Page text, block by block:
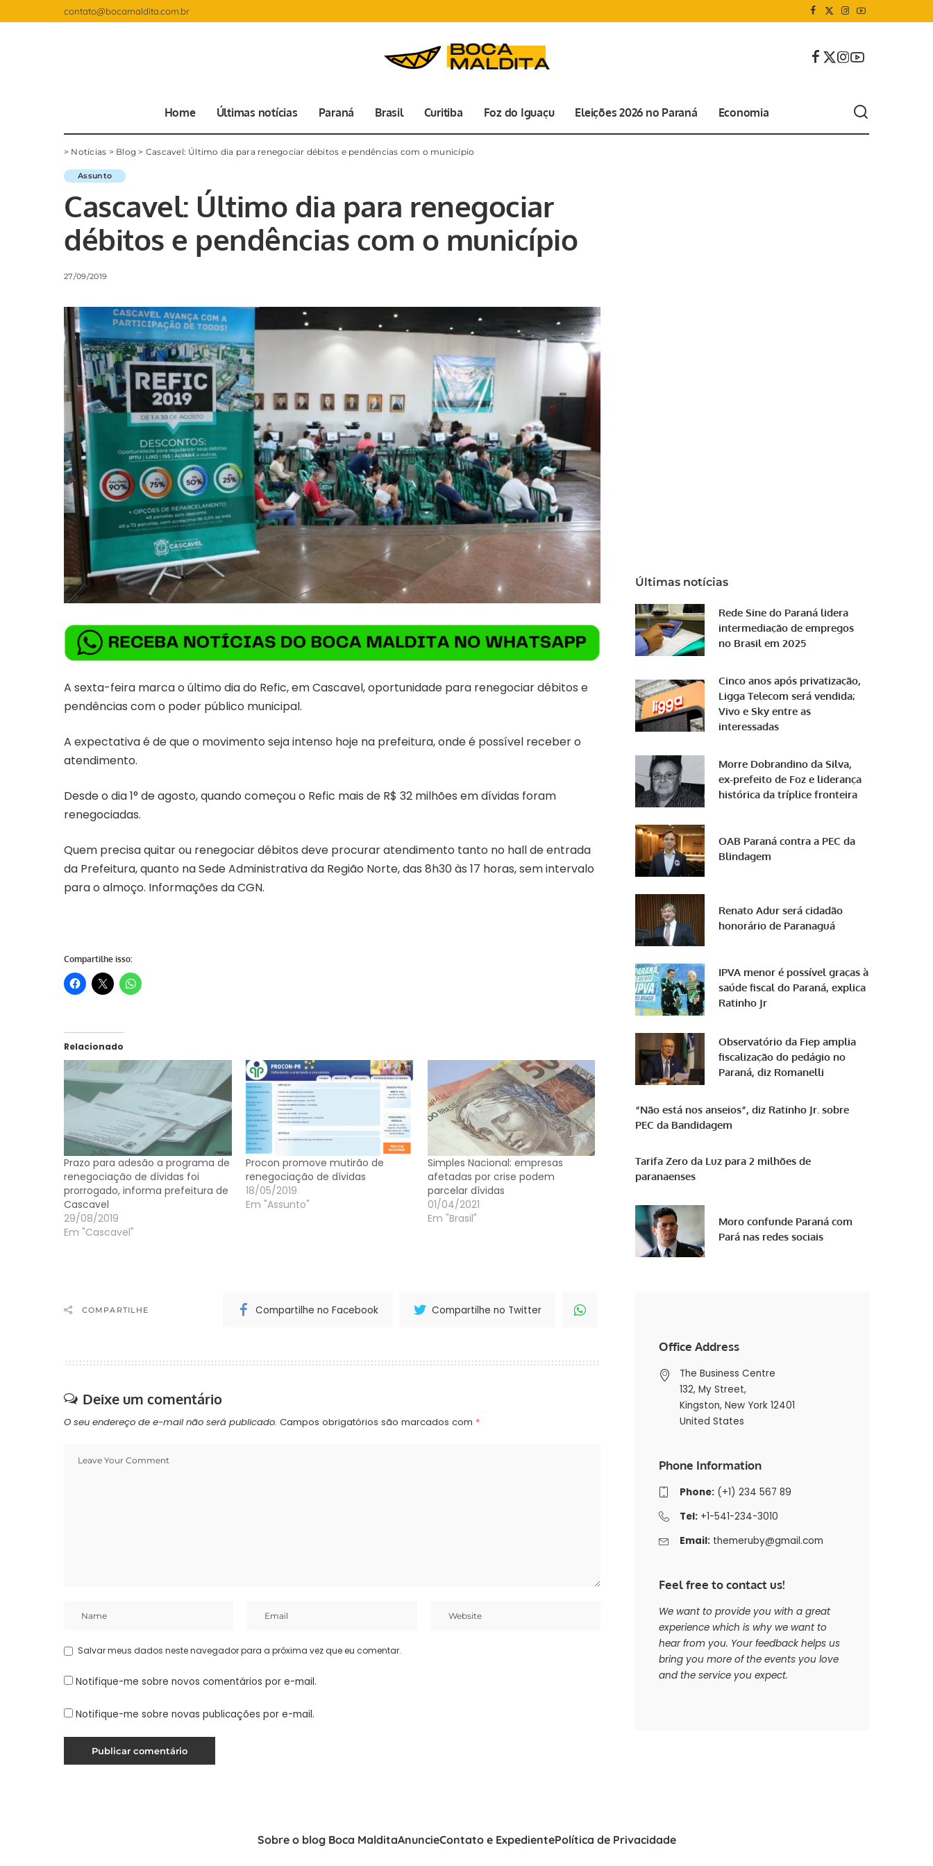
contato@bocamaldita.com.br
Home Últimas notícias Paraná Brasil Curitiba Foz do Iguaçu Eleições 2026 no Paraná Economia
> Notícias > Blog > Cascavel: Último dia para renegociar débitos e pendências com o município
Assunto
Cascavel: Último dia para renegociar
débitos e pendências com o município
27/09/2019
A sexta-feira marca o último dia do Refic, em Cascavel, oportunidade para renegociar débitos e
pendências com o poder público municipal.
A expectativa é de que o movimento seja intenso hoje na prefeitura, onde é possível receber o
atendimento.
Desde o dia 1° de agosto, quando começou o Refic mais de R$ 32 milhões em dívidas foram
renegociadas.
Quem precisa quitar ou renegociar débitos deve procurar atendimento tanto no hall de entrada
da Prefeitura, quanto na Sede Administrativa da Região Norte, das 8h30 às 17 horas, sem intervalo
para o almoço. Informações da CGN.
Compartilhe isso:
Relacionado
Prazo para adesão a programa de
renegociação de dívidas foi
prorrogado, informa prefeitura de
Cascavel
29/08/2019
Em "Cascavel"
Procon promove mutirão de
renegociação de dívidas
18/05/2019
Em "Assunto"
Simples Nacional: empresas
afetadas por crise podem
parcelar dívidas
01/04/2021
Em "Brasil"
COMPARTILHE Compartilhe no Facebook Compartilhe no Twitter
Deixe um comentário
O seu endereço de e-mail não será publicado. Campos obrigatórios são marcados com *
Salvar meus dados neste navegador para a próxima vez que eu comentar.
Notifique-me sobre novos comentários por e-mail.
Notifique-me sobre novas publicações por e-mail.
Últimas notícias
Rede Sine do Paraná lidera
intermediação de empregos
no Brasil em 2025
Cinco anos após privatização,
Ligga Telecom será vendida;
Vivo e Sky entre as
interessadas
Morre Dobrandino da Silva,
ex-prefeito de Foz e liderança
histórica da tríplice fronteira
OAB Paraná contra a PEC da
Blindagem
Renato Adur será cidadão
honorário de Paranaguá
IPVA menor é possível graças à
saúde fiscal do Paraná, explica
Ratinho Jr
Observatório da Fiep amplia
fiscalização do pedágio no
Paraná, diz Romanelli
“Não está nos anseios”, diz Ratinho Jr. sobre
PEC da Bandidagem
Tarifa Zero da Luz para 2 milhões de
paranaenses
Moro confunde Paraná com
Pará nas redes sociais
Office Address
The Business Centre
132, My Street,
Kingston, New York 12401
United States
Phone Information
Phone:(+1) 234 567 89
Tel:+1-541-234-3010
Email: themeruby@gmail.com
Feel free to contact us!
We want to provide you with a great
experience which is why we want to
hear from you. Your feedback helps us
bring you more of the events you love
and the service you expect.
Sobre o blog Boca MalditaAnuncieContato e ExpedientePolítica de Privacidade